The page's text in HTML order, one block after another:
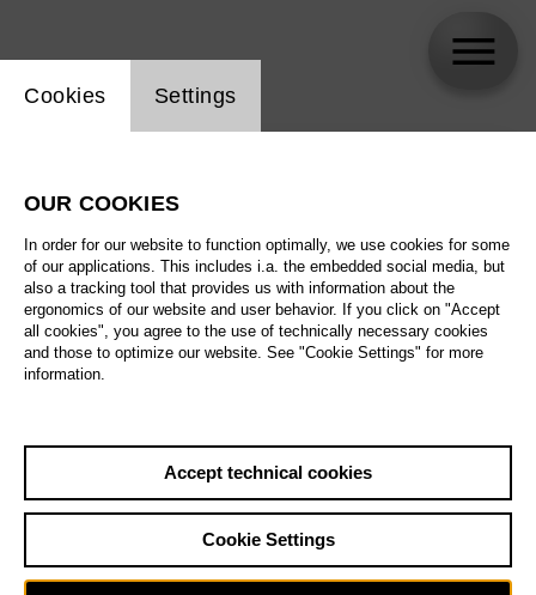
All artistic fields
All locations
All features
Sat29.8.
Ballet Main stage Staatsballett Berlin
Website cookie setting
Cookies Settings
OUR COOKIES
In order for our website to function optimally, we use cookies for some
of our applications. This includes i.a. the embedded social media, but
also a tracking tool that provides us with information about the
ergonomics of our website and user behavior. If you click on "Accept
all cookies", you agree to the use of technically necessary cookies
and those to optimize our website. See "Cookie Settings" for more
information.
Accept technical cookies
Cookie Settings